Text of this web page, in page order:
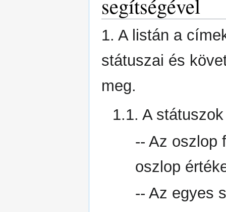
segítségével
1. A listán a
státuszai és
meg.
1.1. A
-- Az oszlop
oszlop
-- Az egyes